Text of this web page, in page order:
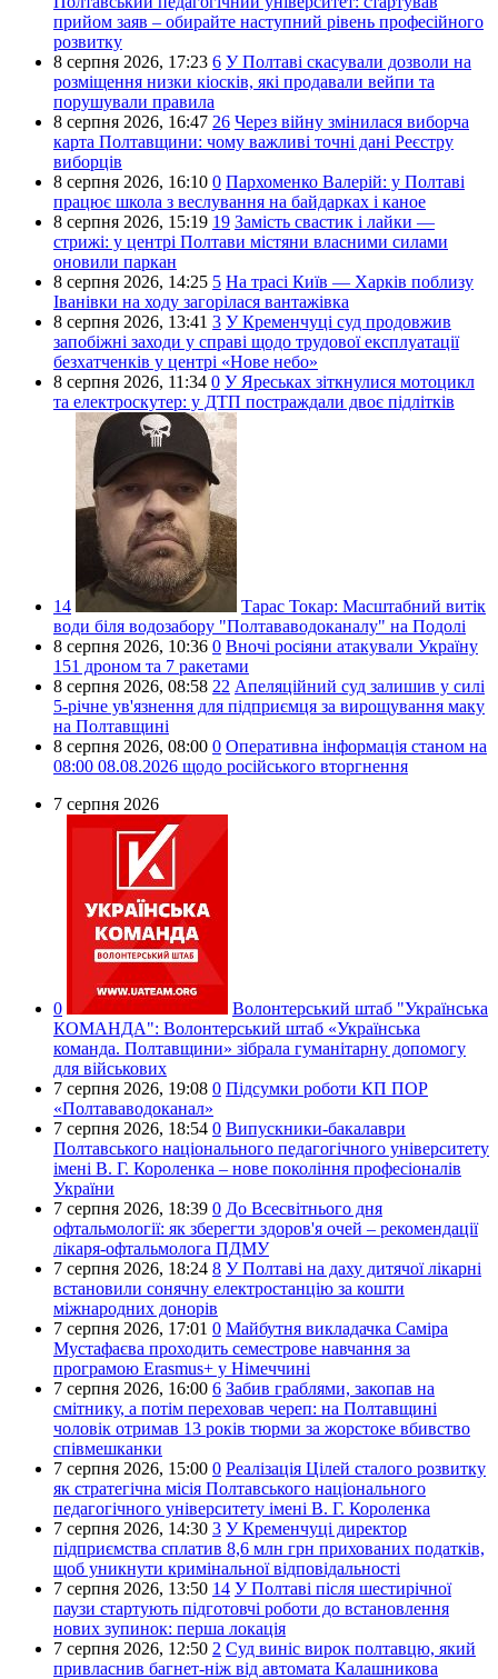
прийом заяв – обирайте наступний рівень професійного
розвитку
8 серпня 2026, 17:23 6 У Полтаві скасували дозволи на
розміщення низки кіосків, які продавали вейпи та
порушували правила
8 серпня 2026, 16:47 26 Через війну змінилася виборча
карта Полтавщини: чому важливі точні дані Реєстру
виборців
8 серпня 2026, 16:10 0 Пархоменко Валерій: у Полтаві
працює школа з веслування на байдарках і каное
8 серпня 2026, 15:19 19 Замість свастик і лайки —
стрижі: у центрі Полтави містяни власними силами
оновили паркан
8 серпня 2026, 14:25 5 На трасі Київ — Харків поблизу
Іванівки на ходу загорілася вантажівка
8 серпня 2026, 13:41 3 У Кременчуці суд продовжив
запобіжні заходи у справі щодо трудової експлуатації
безхатченків у центрі «Нове небо»
8 серпня 2026, 11:34 0 У Яреськах зіткнулися мотоцикл
та електроскутер: у ДТП постраждали двоє підлітків
14 Тарас Токар: Масштабний витік
води біля водозабору "Полтававодоканалу" на Подолі
8 серпня 2026, 10:36 0 Вночі росіяни атакували Україну
151 дроном та 7 ракетами
8 серпня 2026, 08:58 22 Апеляційний суд залишив у силі
5-річне ув'язнення для підприємця за вирощування маку
на Полтавщині
8 серпня 2026, 08:00 0 Оперативна інформація станом на
08:00 08.08.2026 щодо російського вторгнення
7 серпня 2026
0
Волонтерський штаб "Українська
КОМАНДА": Волонтерський штаб «Українська
команда. Полтавщини» зібрала гуманітарну допомогу
для військових
7 серпня 2026, 19:08 0 Підсумки роботи КП ПОР
«Полтававодоканал»
7 серпня 2026, 18:54 0 Випускники-бакалаври
Полтавського національного педагогічного університету
імені В. Г. Короленка – нове покоління професіоналів
України
7 серпня 2026, 18:39 0 До Всесвітнього дня
офтальмології: як зберегти здоров'я очей – рекомендації
лікаря-офтальмолога ПДМУ
7 серпня 2026, 18:24 8 У Полтаві на даху дитячої лікарні
встановили сонячну електростанцію за кошти
міжнародних донорів
7 серпня 2026, 17:01 0 Майбутня викладачка Саміра
Мустафаєва проходить семестрове навчання за
програмою Erasmus+ у Німеччині
7 серпня 2026, 16:00 6 Забив граблями, закопав на
смітнику, а потім переховав череп: на Полтавщині
чоловік отримав 13 років тюрми за жорстоке вбивство
співмешканки
7 серпня 2026, 15:00 0 Реалізація Цілей сталого розвитку
як стратегічна місія Полтавського національного
педагогічного університету імені В. Г. Короленка
7 серпня 2026, 14:30 3 У Кременчуці директор
підприємства сплатив 8,6 млн грн прихованих податків,
щоб уникнути кримінальної відповідальності
7 серпня 2026, 13:50 14 У Полтаві після шестирічної
паузи стартують підготовчі роботи до встановлення
нових зупинок: перша локація
7 серпня 2026, 12:50 2 Суд виніс вирок полтавцю, який
привласнив багнет-ніж від автомата Калашникова